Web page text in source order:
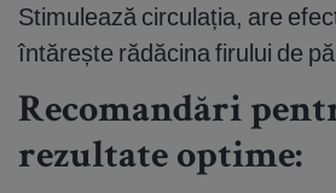
Stimulează circulația, are
întărește rădăcina firului de
Recomandări
rezultate optime: